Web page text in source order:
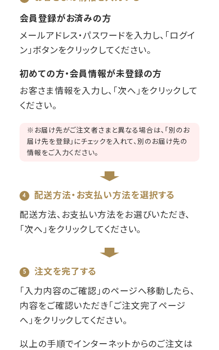
会員登録がお済みの方
メールアドレス・パスワードを入力し、「ログイ
ン」ボタンをクリックしてください。
初めての方・会員情報が未登録の方
お客さま情報を入力し、「次へ」をクリックして
ください。
※お届け先がご注文者さまと異なる場合は、「別のお
届け先を登録」にチェックを入れて、別のお届け先の
情報をご入力ください。
配送方法・お支払い方法を選択する
配送方法、お支払い方法をお選びいただき、
「次へ」をクリックしてください。
注文を完了する
「入力内容のご確認」のページへ移動したら、
内容をご確認いただき「ご注文完了ページ
へ」をクリックしてください。
以上の手順でインターネットからのご注文は